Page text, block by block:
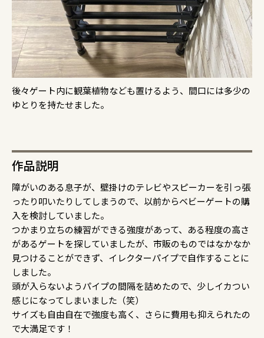
後々ゲート内に観葉植物なども置けるよう、間口には多少の
ゆとりを持たせました。
作品説明
障がいのある息子が、壁掛けのテレビやスピーカーを引っ張
ったり叩いたりしてしまうので、以前からベビーゲートの購
入を検討していました。
つかまり立ちの練習ができる強度があって、ある程度の高さ
があるゲートを探していましたが、市販のものではなかなか
見つけることができず、イレクターパイプで自作することに
しました。
頭が入らないようパイプの間隔を詰めたので、少しイカつい
感じになってしまいました（笑）
サイズも自由自在で強度も高く、さらに費用も抑えられたの
で大満足です！